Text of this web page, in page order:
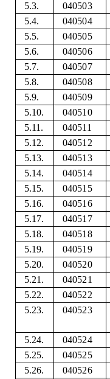
5.3.
040503
5.4.
040504
5.5.
040505
5.6.
040506
5.7.
040507
5.8.
040508
5.9.
040509
5.10.
040510
5.11.
040511
5.12.
040512
5.13.
040513
5.14.
040514
5.15.
040515
5.16.
040516
5.17.
040517
5.18.
040518
5.19.
040519
5.20.
040520
5.21.
040521
5.22.
040522
5.23.
040523
5.24.
040524
5.25.
040525
5.26.
040526